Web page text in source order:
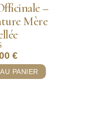
–
Mère
5
€
PANIER